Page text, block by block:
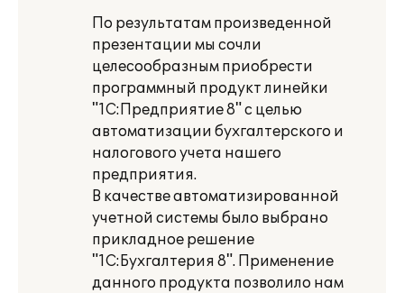
По результатам произведенной
презентации мы сочли
целесообразным приобрести
программный продукт линейки
"1С:Предприятие 8" с целью
автоматизации бухгалтерского и
налогового учета нашего
предприятия.
В качестве автоматизированной
учетной системы было выбрано
прикладное решение
"1С:Бухгалтерия 8". Применение
данного продукта позволило нам